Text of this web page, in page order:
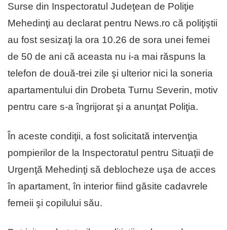
Surse din Inspectoratul Judeţean de Poliţie
Mehedinţi au declarat pentru News.ro că poliţiştii
au fost sesizaţi la ora 10.26 de sora unei femei
de 50 de ani că aceasta nu i-a mai răspuns la
telefon de două-trei zile şi ulterior nici la soneria
apartamentului din Drobeta Turnu Severin, motiv
pentru care s-a îngrijorat şi a anunţat Poliţia.
În aceste condiţii, a fost solicitată intervenţia
pompierilor de la Inspectoratul pentru Situaţii de
Urgenţă Mehedinţi să deblocheze uşa de acces
în apartament, în interior fiind găsite cadavrele
femeii şi copilului său.